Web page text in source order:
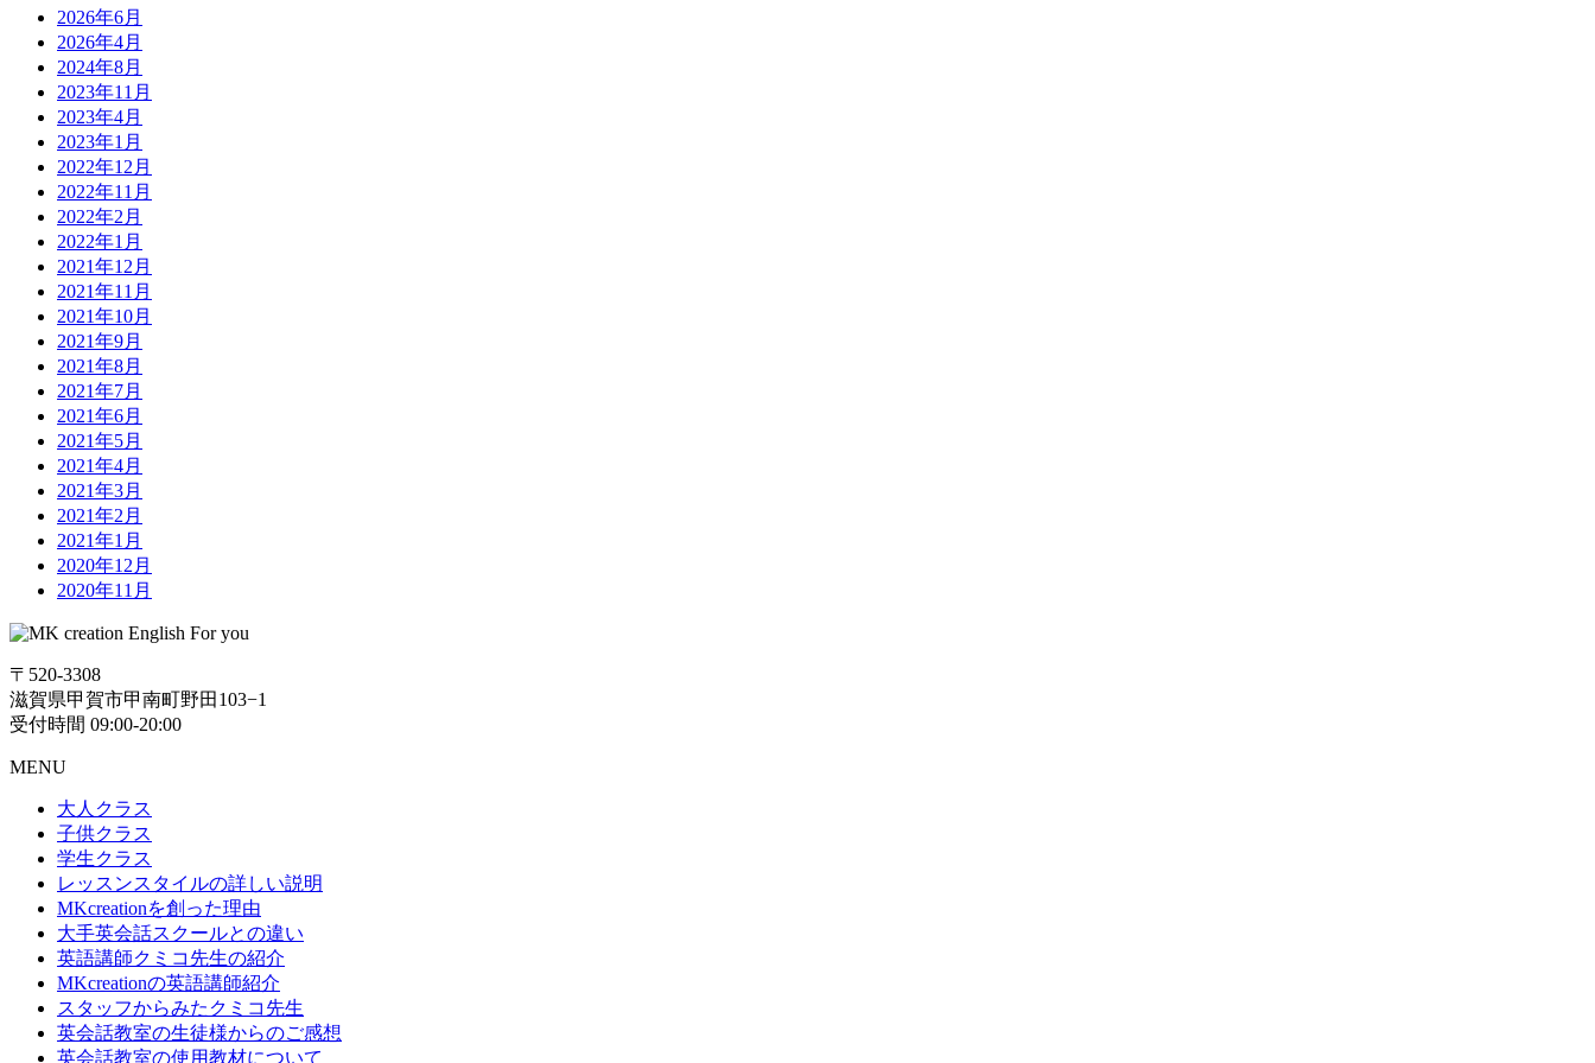
2026年6月
2026年4月
2024年8月
2023年11月
2023年4月
2023年1月
2022年12月
2022年11月
2022年2月
2022年1月
2021年12月
2021年11月
2021年10月
2021年9月
2021年8月
2021年7月
2021年6月
2021年5月
2021年4月
2021年3月
2021年2月
2021年1月
2020年12月
2020年11月
〒520-3308
滋賀県甲賀市甲南町野田103−1
受付時間 09:00-20:00
MENU
大人クラス
子供クラス
学生クラス
レッスンスタイルの詳しい説明
MKcreationを創った理由
大手英会話スクールとの違い
英語講師クミコ先生の紹介
MKcreationの英語講師紹介
スタッフからみたクミコ先生
英会話教室の生徒様からのご感想
英会話教室の使用教材について